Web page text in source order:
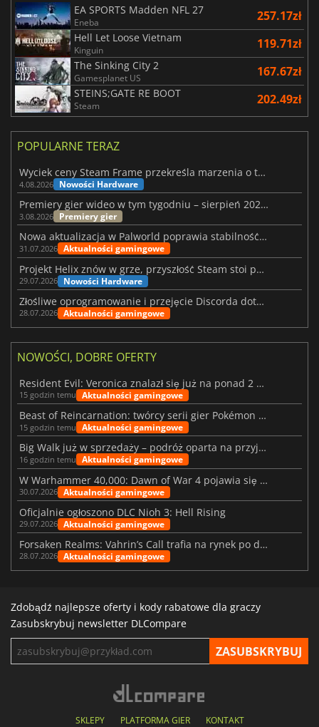
EA SPORTS Madden NFL 27
Eneba 257.17zł
Hell Let Loose Vietnam
Kinguin 119.71zł
The Sinking City 2
Gamesplanet US 167.67zł
STEINS;GATE RE BOOT
Steam 202.49zł
POPULARNE TERAZ
Wyciek ceny Steam Frame przekreśla marzenia o tanim zestawie VR
4.08.2026 Nowości Hardware
Premiery gier wideo w tym tygodniu – sierpień 2026 r. (32. tydzień)
3.08.2026 Premiery gier
Nowa aktualizacja w Palworld poprawia stabilność Sunreach i walk z bossami
31.07.2026 Aktualności gamingowe
Projekt Helix znów w grze, przyszłość Steam stoi pod znakiem zapytania
29.07.2026 Nowości Hardware
Złośliwe oprogramowanie i przejęcie Discorda dotknęły Meccha Chameleon
28.07.2026 Aktualności gamingowe
NOWOŚCI, DOBRE OFERTY
Resident Evil: Veronica znalazł się już na ponad 2 milionach list życzeń
15 godzin temu Aktualności gamingowe
Beast of Reincarnation: twórcy serii gier Pokémon wkraczają na nową ścieżkę
15 godzin temu Aktualności gamingowe
Big Walk już w sprzedaży – podróż oparta na przyjaźni
16 godzin temu Aktualności gamingowe
W Warhammer 40,000: Dawn of War 4 pojawia się frakcja Nekronów
30.07.2026 Aktualności gamingowe
Oficjalnie ogłoszono DLC Nioh 3: Hell Rising
29.07.2026 Aktualności gamingowe
Forsaken Realms: Vahrin’s Call trafia na rynek po dziesięciu latach prac
28.07.2026 Aktualności gamingowe
Zdobądź najlepsze oferty i kody rabatowe dla graczy
Zasubskrybuj newsletter DLCompare
SKLEPY PLATFORMA GIER KONTAKT